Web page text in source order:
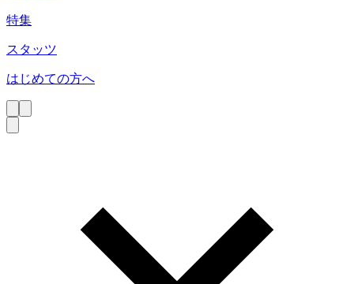
特集
スタッツ
はじめての方へ